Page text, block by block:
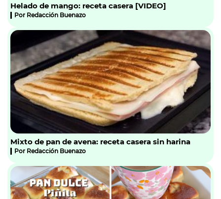
Helado de mango: receta casera [VIDEO]
Por Redacción Buenazo
Mixto de pan de avena: receta casera sin harina
Por Redacción Buenazo